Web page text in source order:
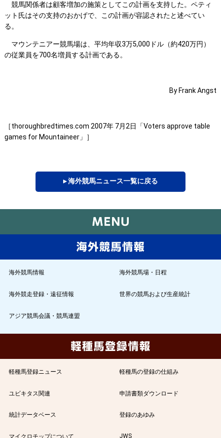
競馬関係者は顧客増加の施策としてこの計画を支持した。ペティ
ット氏はその支持のおかげで、この計画が容認されたと述べてい
る。
マウンテニアー競馬場は、平均年収3万5,000ドル（約420万円）
の従業員を700名増員する計画である。
By Frank Angst
［thoroughbredtimes.com 2007年 7月2日「Voters approve table
games for Mountaineer」］
▸ 海外競馬ニュース一覧に戻る
海外競馬情報 海外競馬場・日程
海外競走登録・遠征情報 世界の競馬および生産統計
アジア競馬会議・競馬連盟
軽種馬登録ニュース 軽種馬の登録の仕組み
ユビキタス関連 申請書類ダウンロード
統計データベース 登録のあゆみ
JWS